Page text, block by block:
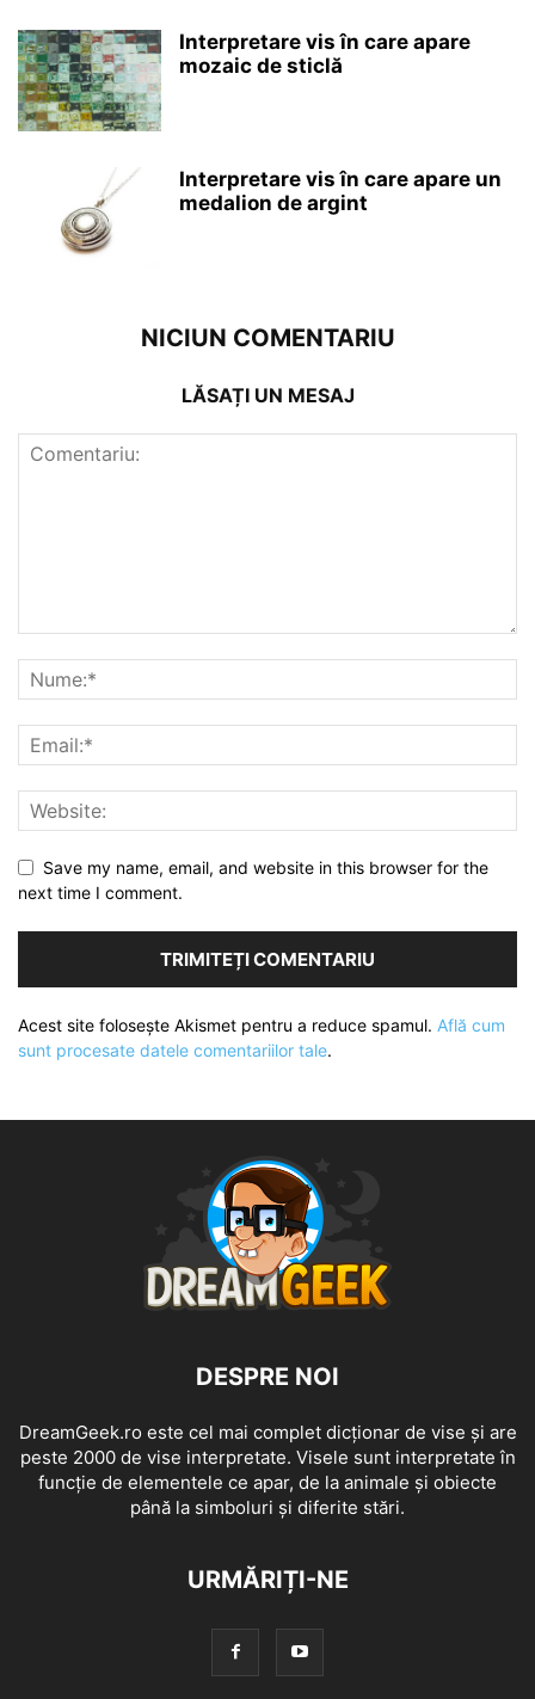
Interpretare vis în care apare
mozaic de sticlă
Interpretare vis în care apare un
medalion de argint
NICIUN COMENTARIU
LĂSAȚI UN MESAJ
Save my name, email, and website in this browser for the
next time I comment.
Acest site folosește Akismet pentru a reduce spamul. Află cum
sunt procesate datele comentariilor tale.
DESPRE NOI
DreamGeek.ro este cel mai complet dicționar de vise și are
peste 2000 de vise interpretate. Visele sunt interpretate în
funcție de elementele ce apar, de la animale și obiecte
până la simboluri și diferite stări.
URMĂRIȚI-NE